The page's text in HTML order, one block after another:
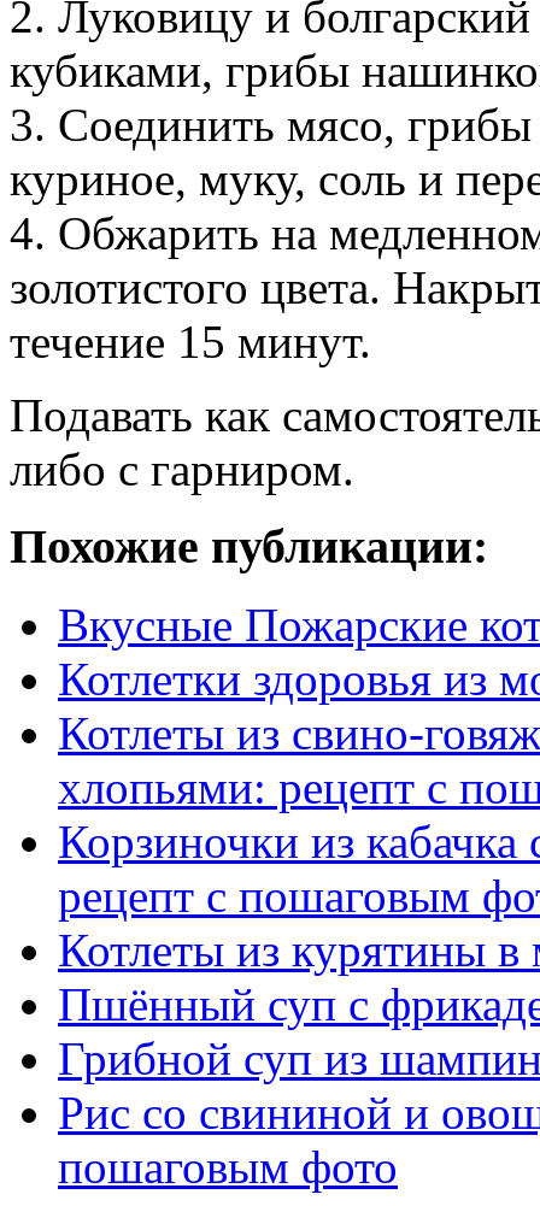
2. Луковицу и
кубиками, грибы
3. Соединить мясо,
куриное, муку, соль и
4. Обжарить на
золотистого цвета.
течение 15 минут.
Подавать как
либо с гарниром.
Похожие публикации:
Вкусные Пожарские
Котлетки здоровья из
Котлеты из свино-
хлопьями: рецепт с
Корзиночки из
рецепт с пошаговым
Котлеты из курятины в
Пшённый суп с
Грибной суп из
Рис со свининой и
пошаговым фото